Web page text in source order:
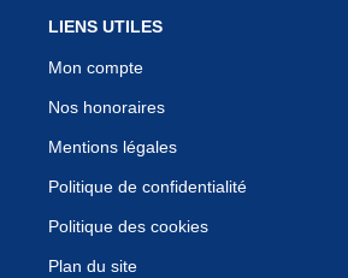
LIENS UTILES
Mon compte
Nos honoraires
Mentions légales
Politique de confidentialité
Politique des cookies
Plan du site